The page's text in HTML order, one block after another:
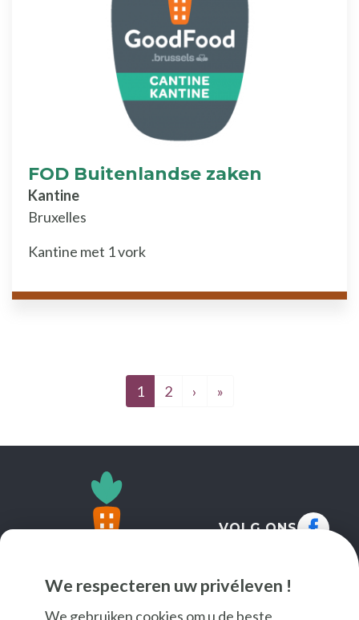
We respecteren uw privéleven !
We gebruiken cookies om u de beste
FOD Buitenlandse zaken
Kantine
Bruxelles
Kantine met 1 vork
1 2 › Volgende pagina
»Laatste pagina
VOLG ONS